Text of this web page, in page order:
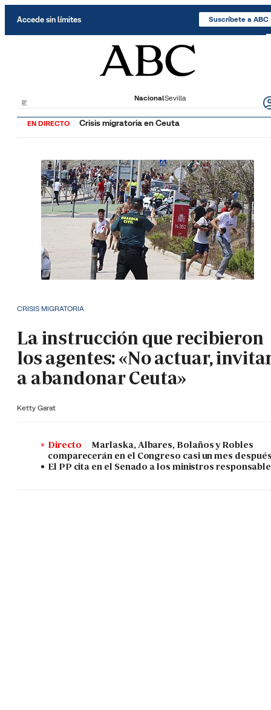
Accede sin límites Suscríbete a ABC
NacionalSevilla
EN DIRECTO Crisis migratoria en Ceuta
CRISIS MIGRATORIA
La instrucción que recibieron
los agentes: «No actuar,
a abandonar Ceuta»
Ketty Garat
Directo
Marlaska, Albares, Bolaños y Robles
comparecerán en el Congreso casi un mes
El PP cita en el Senado a los ministros